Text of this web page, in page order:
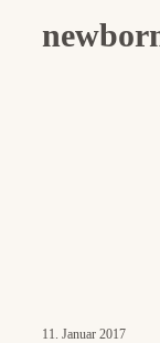
11. Januar 2017